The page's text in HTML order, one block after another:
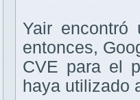
Yair encontró
entonces,
CVE para el
haya utilizado